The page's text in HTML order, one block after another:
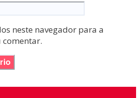
neste navegador para a
comentar.